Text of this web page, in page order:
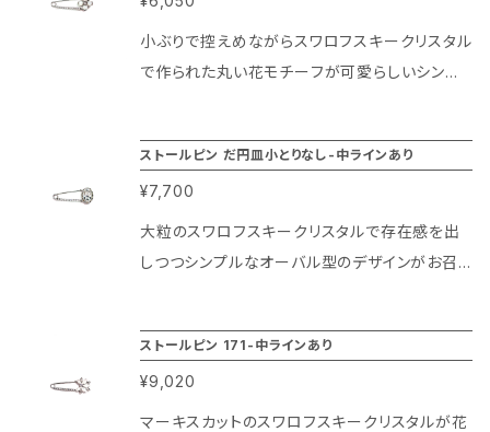
小ぶりで控えめながらスワロフスキークリスタル
で作られた丸い花モチーフが可愛らしいシンプ
タルのワンポイントがきらめく秋冬ファッションの
アクセントにもピッタリなアイテムですよ。 スト
ールがマフラーを留めたり、ブローチ代わりに胸
元を飾るのにも使いやすいアイテムになりま
ストールピン だ円皿小とりなし-中ラインあり
¥7,700
大粒のスワロフスキークリスタルで存在感を出
しつつシンプルなオーバル型のデザインがお召し
なく使えるサイズになります。ストールやマフラ
ー、上着等を留めたり、ブローチ代わりに胸元を
飾ったり、帽子やバッグ等に着けても凄く綺麗で
ストールピン 171-中ラインあり
¥9,020
マーキスカットのスワロフスキークリスタルが花